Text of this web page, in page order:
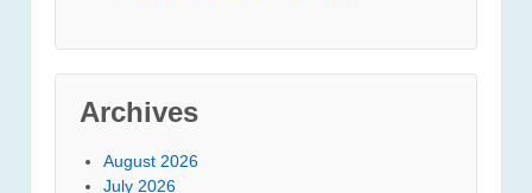
Archives
August 2026
July 2026